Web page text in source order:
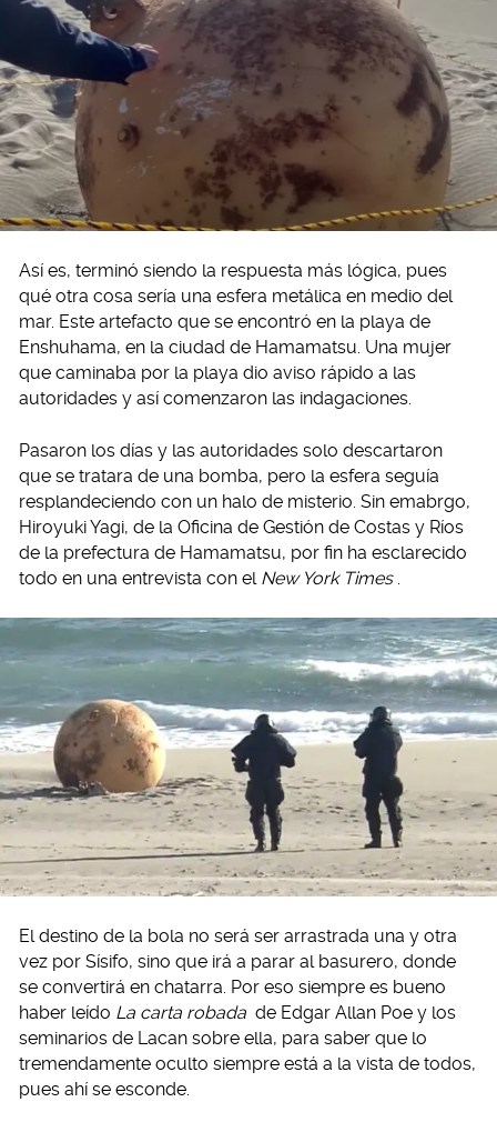
Así es, terminó siendo la respuesta más lógica, pues
qué otra cosa sería una esfera metálica en medio del
mar. Este artefacto que se encontró en la playa de
Enshuhama, en la ciudad de Hamamatsu. Una mujer
que caminaba por la playa dio aviso rápido a las
autoridades y así comenzaron las indagaciones.
Pasaron los días y las autoridades solo descartaron
que se tratara de una bomba, pero la esfera seguía
resplandeciendo con un halo de misterio. Sin emabrgo,
Hiroyuki Yagi, de la Oficina de Gestión de Costas y Ríos
de la prefectura de Hamamatsu, por fin ha esclarecido
todo en una entrevista con el New York Times
El destino de la bola no será ser arrastrada una y otra
vez por Sísifo, sino que irá a parar al basurero, donde
se convertirá en chatarra. Por eso siempre es bueno
haber leído La carta robada de Edgar Allan Poe y los
seminarios de Lacan sobre ella, para saber que lo
tremendamente oculto siempre está a la vista de todos,
pues ahí se esconde.